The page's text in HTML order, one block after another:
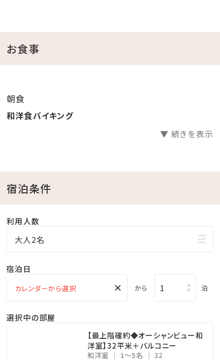
＝＝＝＝＝＝＝＝＝＝＝＝＝＝＝＝＝＝＝＝
みんな大好き卵料理や焼き魚、朝ごはんに嬉しいお漬
物も、種類豊富に揃えました！
東シナ海が一望できるレストランで、ホテルの朝食をお
のご提供となる場合がございます。
□全室オーシャンビュー確約！
□沖縄と言えば海！ホテル目の前がプライベートビーチ
チェックイン後、お部屋で水着に着替えてビーチへ直
行！
小さなお子様連れのパパママも屋外プールだったら
ここからも海の眺めを楽しめます！
お食事
朝食
和洋食バイキング
▼ 続きを表示
宿泊条件
利用人数
大人2名
宿泊日
× から 泊
選択中の部屋
【最上階確約◆オーシャンビュー和
洋室】32平米＋バルコニー
和洋室 1～5名 32